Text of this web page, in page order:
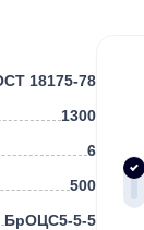
18175-78
1300
6
500
БрОЦС5-5-5